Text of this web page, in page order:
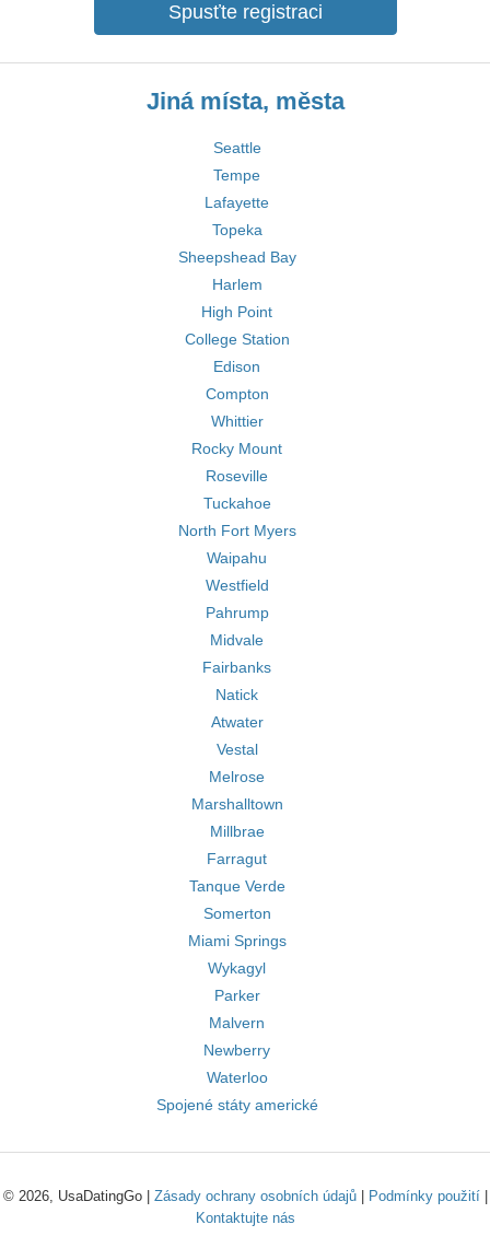
Spusťte registraci
Jiná místa, města
Seattle
Tempe
Lafayette
Topeka
Sheepshead Bay
Harlem
High Point
College Station
Edison
Compton
Whittier
Rocky Mount
Roseville
Tuckahoe
North Fort Myers
Waipahu
Westfield
Pahrump
Midvale
Fairbanks
Natick
Atwater
Vestal
Melrose
Marshalltown
Millbrae
Farragut
Tanque Verde
Somerton
Miami Springs
Wykagyl
Parker
Malvern
Newberry
Waterloo
Spojené státy americké
© 2026, UsaDatingGo | Zásady ochrany osobních údajů| Podmínky použití|
Kontaktujte nás